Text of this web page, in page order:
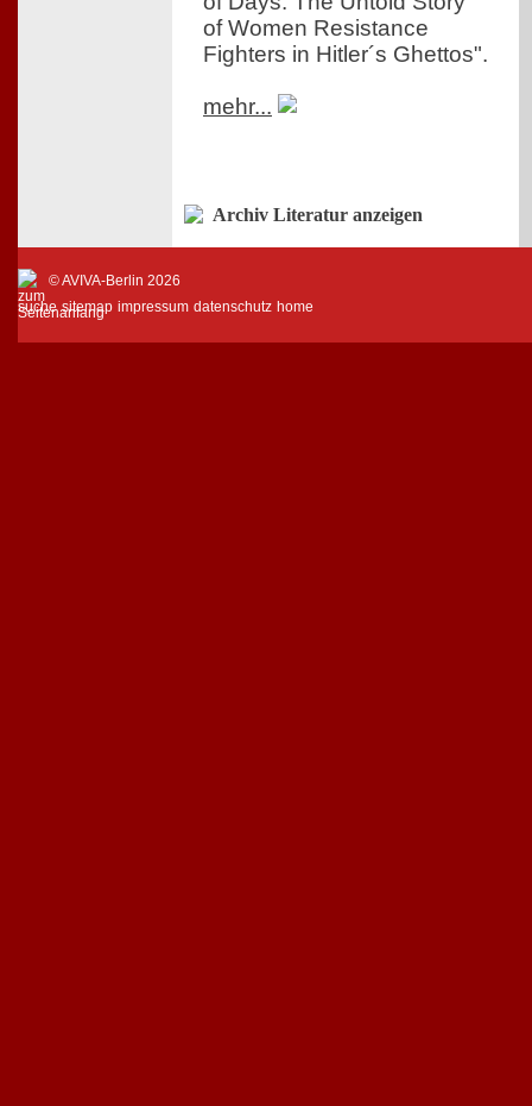
of Women Resistance
Fighters in Hitler´s Ghettos".
mehr...
Archiv Literatur anzeigen
© AVIVA-Berlin 2026
suche sitemap impressum datenschutz home